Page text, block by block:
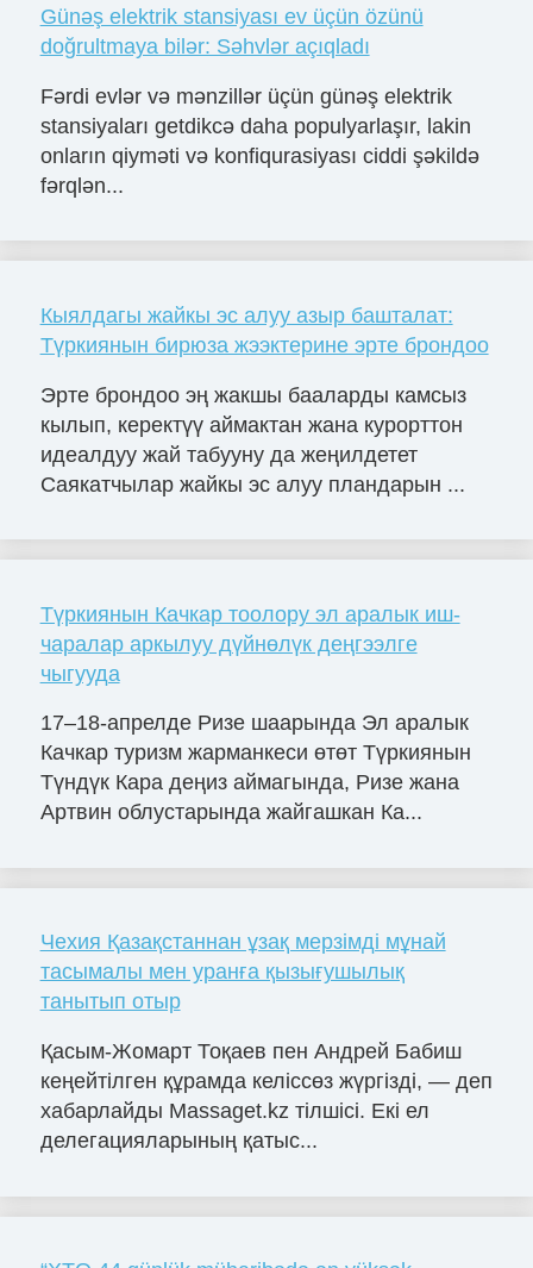
Günəş elektrik stansiyası ev üçün özünü
doğrultmaya bilər: Səhvlər açıqladı
Fərdi evlər və mənzillər üçün günəş elektrik
stansiyaları getdikcə daha populyarlaşır, lakin
onların qiyməti və konfiqurasiyası ciddi şəkildə
fərqlən...
Кыялдагы жайкы эс алуу азыр башталат:
Түркиянын бирюза жээктерине эрте брондоо
Эрте брондоо эң жакшы бааларды камсыз
кылып, керектүү аймактан жана курорттон
идеалдуу жай табууну да жеңилдетет
Саякатчылар жайкы эс алуу пландарын ...
Түркиянын Качкар тоолору эл аралык иш-
чаралар аркылуу дүйнөлүк деңгээлге
чыгууда
17–18-апрелде Ризе шаарында Эл аралык
Качкар туризм жарманкеси өтөт Түркиянын
Түндүк Кара деңиз аймагында, Ризе жана
Артвин облустарында жайгашкан Ка...
Чехия Қазақстаннан ұзақ мерзімді мұнай
тасымалы мен уранға қызығушылық
танытып отыр
Қасым-Жомарт Тоқаев пен Андрей Бабиш
кеңейтілген құрамда келіссөз жүргізді, — деп
хабарлайды Massaget.kz тілшісі. Екі ел
делегацияларының қатыс...